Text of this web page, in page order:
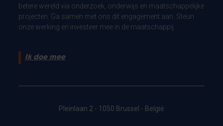
betere wereld via onderzoek, onderwijs en maatschappelijke
projecten. Ga samen met ons dit engagement aan. Steun
onze werking en investeer mee in de maatschappij.
Ik doe mee
Pleinlaan 2 - 1050 Brussel - België